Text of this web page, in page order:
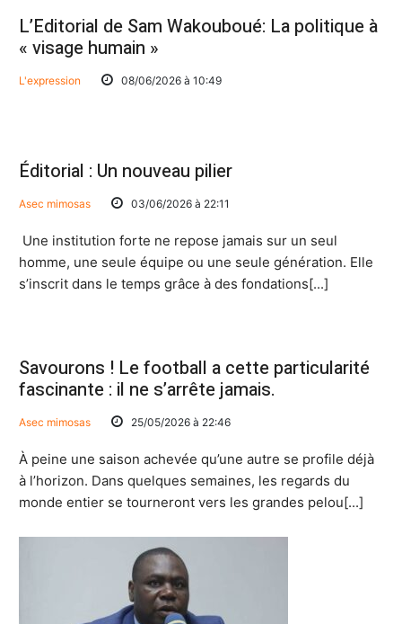
L’Editorial de Sam Wakouboué: La politique à
« visage humain »
L'expression 08/06/2026 à 10:49
Éditorial : Un nouveau pilier
Asec mimosas 03/06/2026 à 22:11
Une institution forte ne repose jamais sur un seul
homme, une seule équipe ou une seule génération. Elle
s’inscrit dans le temps grâce à des fondations[...]
Savourons ! Le football a cette particularité
fascinante : il ne s’arrête jamais.
Asec mimosas 25/05/2026 à 22:46
À peine une saison achevée qu’une autre se profile déjà
à l’horizon. Dans quelques semaines, les regards du
monde entier se tourneront vers les grandes pelou[...]